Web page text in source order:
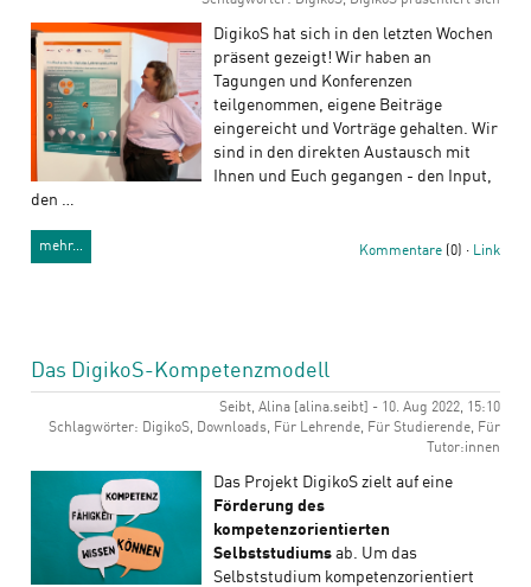
DigikoS hat sich in den letzten Wochen
präsent gezeigt! Wir haben an
Tagungen und Konferenzen
teilgenommen, eigene Beiträge
eingereicht und Vorträge gehalten. Wir
sind in den direkten Austausch mit
Ihnen und Euch gegangen - den Input,
den …
mehr… Kommentare (0) · Link
Das DigikoS-Kompetenzmodell
Seibt, Alina [alina.seibt] - 10. Aug 2022, 15:10
Schlagwörter: DigikoS, Downloads, Für Lehrende, Für Studierende, Für
Tutor:innen
Das Projekt DigikoS zielt auf eine
Förderung des
kompetenzorientierten
Selbststudiums ab. Um das
Selbststudium kompetenzorientiert